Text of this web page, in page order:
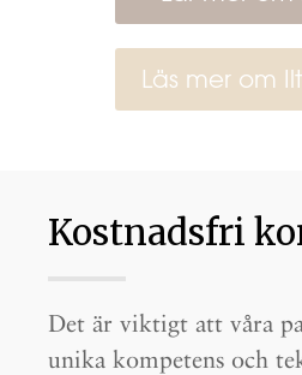
Läs mer om
Kostnadsfri
Det är viktigt att våra
unika kompetens och